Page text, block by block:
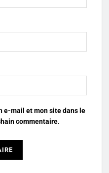
e-mail et mon site dans le
commentaire.